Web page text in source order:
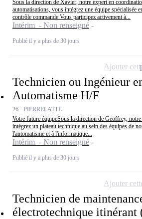
Sous la direction de Xavier, notre expert en
automatisations, vous intégrez une équipe spécialisée
contrôle commande.Vous participez activement à...
Intérim - Non renseigné
Publié il y a plus de 30 jours
Technicien ou Ingénieur
Automatisme H/F
26 - PIERRELATTE
Votre future équipeSous la direction de Geoffrey,
intégrez un plateau technique au sein des équipes de
l'automatisme et à l'informatique...
Intérim - Non renseigné
Publié il y a plus de 30 jours
Ajouter
Technicien de
électrotechnique itinérant
Ajouter